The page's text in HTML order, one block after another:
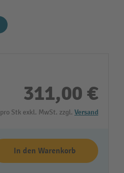
311,00 €
pro Stk exkl. MwSt. zzgl. Versand
In den Warenkorb